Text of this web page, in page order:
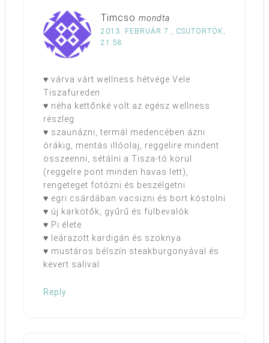
Timcso mondta
2013. FEBRUÁR 7., CSÜTÖRTÖK,
21:58
♥ várva várt wellness hétvége Vele
Tiszafüreden
♥ néha kettőnké volt az egész wellness
részleg
♥ szaunázni, termál medencében ázni
órákig, mentás illóolaj, reggelire mindent
összeenni, sétálni a Tisza-tó körül
(reggelre pont minden havas lett),
rengeteget fotózni és beszélgetni
♥ egri csárdában vacsizni és bort kóstolni
♥ új karkötők, gyűrű és fülbevalók
♥ Pi élete
♥ leárazott kardigán és szoknya
♥ mustáros bélszín steakburgonyával és
kevert salival
Reply